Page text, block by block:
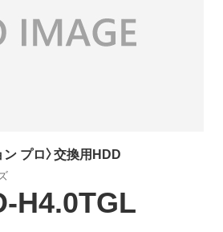
プロ〉交換用HDD
H4.0TGL